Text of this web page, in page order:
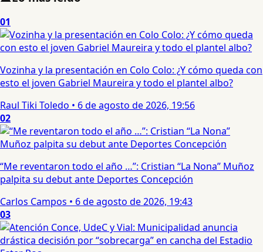
01
Vozinha y la presentación en Colo Colo: ¿Y cómo queda con
esto el joven Gabriel Maureira y todo el plantel albo?
Raul Tiki Toledo • 6 de agosto de 2026, 19:56
02
“Me reventaron todo el año …”: Cristian “La Nona” Muñoz
palpita su debut ante Deportes Concepción
Carlos Campos • 6 de agosto de 2026, 19:43
03